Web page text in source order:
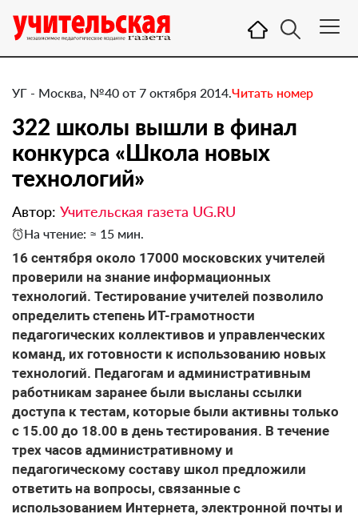
УГ - Москва, №40 от 7 октября 2014.Читать номер
322 школы вышли в финал
конкурса «Школа новых
технологий»
Автор: Учительская газета UG.RU
На чтение: ≈ 15 мин.
​16 сентября около 17000 московских учителей
проверили на знание информационных
технологий. Тестирование учителей позволило
определить степень ИТ-грамотности
педагогических коллективов и управленческих
команд, их готовности к использованию новых
технологий. Педагогам и административным
работникам заранее были высланы ссылки
доступа к тестам, которые были активны только
с 15.00 до 18.00 в день тестирования. В течение
трех часов административному и
педагогическому составу школ предложили
ответить на вопросы, связанные с
использованием Интернета, электронной почты и